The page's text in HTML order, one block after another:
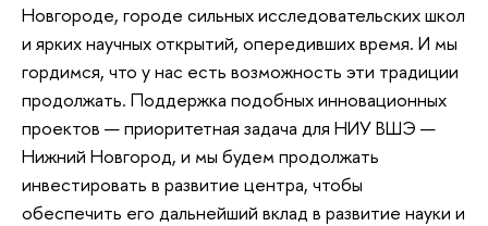
Новгороде, городе сильных исследовательских школ
и ярких научных открытий, опередивших время. И мы
гордимся, что у нас есть возможность эти традиции
продолжать. Поддержка подобных инновационных
проектов — приоритетная задача для НИУ ВШЭ —
Нижний Новгород, и мы будем продолжать
инвестировать в развитие центра, чтобы
обеспечить его дальнейший вклад в развитие науки и